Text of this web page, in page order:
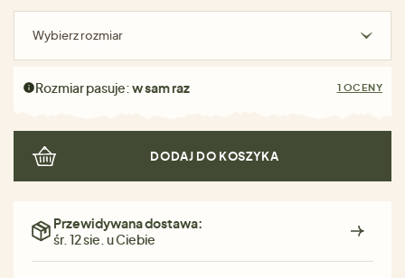
Wybierz rozmiar
Rozmiar pasuje:w sam raz 1 OCENY
DODAJ DO KOSZYKA
Przewidywana dostawa:
śr. 12 sie. u Ciebie